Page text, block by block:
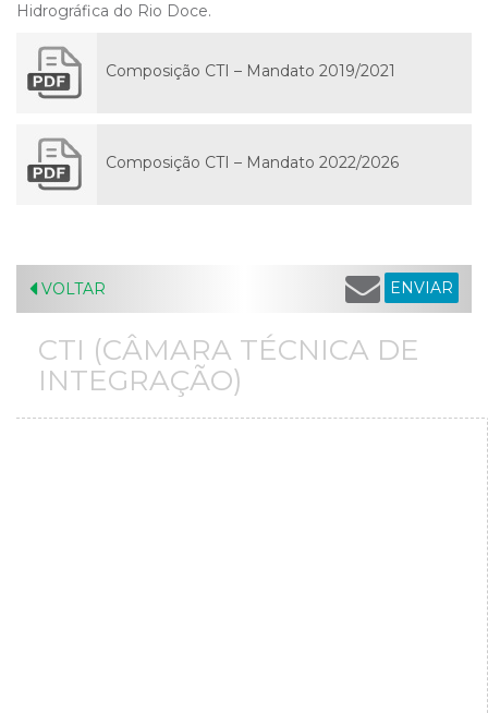
Hidrográfica do Rio Doce.
Composição CTI – Mandato 2019/2021
Composição CTI – Mandato 2022/2026
VOLTAR ENVIAR
CTI (CÂMARA TÉCNICA DE
INTEGRAÇÃO)